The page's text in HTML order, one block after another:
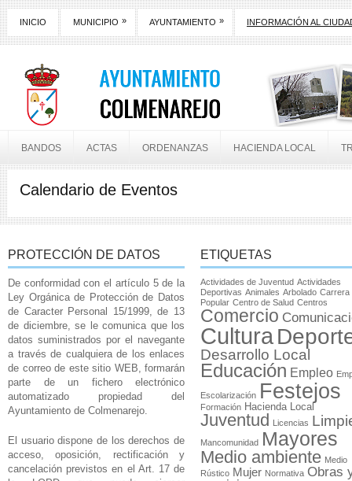
INICIO MUNICIPIO » AYUNTAMIENTO » INFORMACIÓN AL
BANDOS ACTAS ORDENANZAS HACIENDA LOCAL
Calendario de Eventos
PROTECCIÓN DE DATOS
De conformidad con el artículo 5 de la
Ley Orgánica de Protección de Datos
de Caracter Personal 15/1999, de 13
de diciembre, se le comunica que los
datos suministrados por el navegante
a través de cualquiera de los enlaces
de correo de este sitio WEB, formarán
parte de un fichero electrónico
automatizado propiedad del
Ayuntamiento de Colmenarejo.
El usuario dispone de los derechos de
acceso, oposición, rectificación y
cancelación previstos en el Art. 17 de
ETIQUETAS
Actividades de Juventud Actividades
Deportivas Animales Arbolado Carrera
Popular Centro de Salud Centros
Comercio
Cultura
Desarrollo Local
Educación Empleo
Escolarización Festejos
Formación Hacienda Local
Juventud Licencias
Mancomunidad Mayores
Medio ambiente Medio
Rústico Mujer Normativa Obras